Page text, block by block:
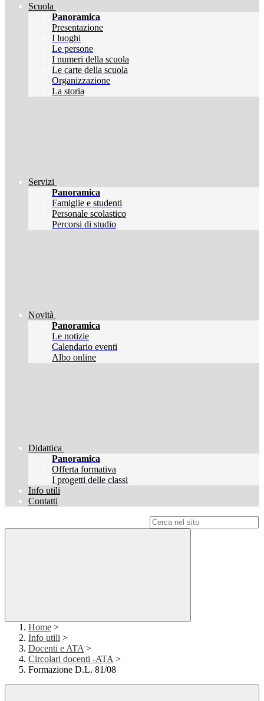
Scuola
Panoramica
Presentazione
I luoghi
Le persone
I numeri della scuola
Le carte della scuola
Organizzazione
La storia
Servizi
Panoramica
Famiglie e studenti
Personale scolastico
Percorsi di studio
Novità
Panoramica
Le notizie
Calendario eventi
Albo online
Didattica
Panoramica
Offerta formativa
I progetti delle classi
Info utili
Contatti
Home >
Info utili >
Docenti e ATA >
Circolari docenti -ATA >
Formazione D.L. 81/08